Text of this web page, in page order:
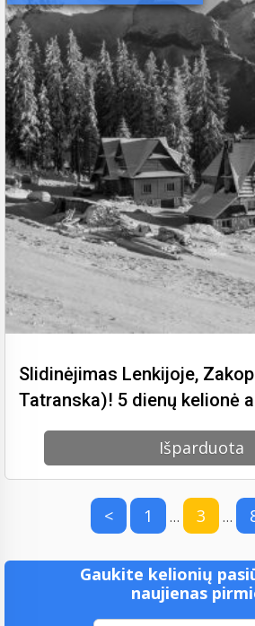
Slidinėjimas Lenkijoje,
Tatranska)! 5 dienų kelionė
Išparduota
< 1 … 3 …
Gaukite kelionių
naujienas